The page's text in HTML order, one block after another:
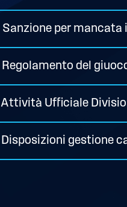
Sanzione per mancata
Regolamento del
Attività Ufficiale
Disposizioni gestione